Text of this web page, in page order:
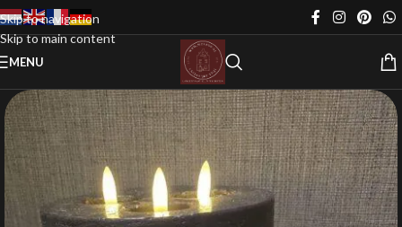
Skip to navigation
Skip to main content
MENU